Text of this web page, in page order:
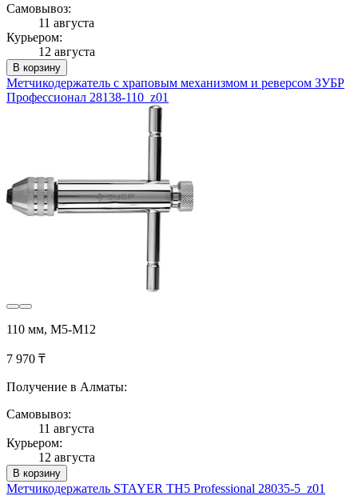
Самовывоз:
11 августа
Курьером:
12 августа
В корзину
Метчикодержатель с храповым механизмом и реверсом ЗУБР
Профессионал 28138-110_z01
110 мм, M5-M12
7 970 ₸
Получение в Алматы:
Самовывоз:
11 августа
Курьером:
12 августа
В корзину
Метчикодержатель STAYER TH5 Professional 28035-5_z01